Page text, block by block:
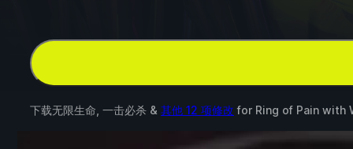
下载无限生命, 一击必杀 & 其他 12 项修改 for Ring of Pain with